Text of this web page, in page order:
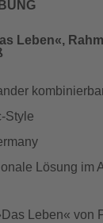
Leben«,
Style
Lösung im
Leben« von